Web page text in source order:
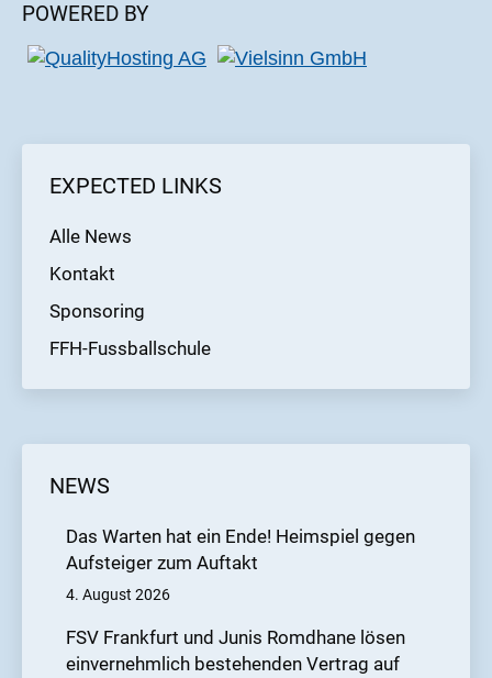
POWERED BY
EXPECTED LINKS
Alle News
Kontakt
Sponsoring
FFH-Fussballschule
NEWS
Das Warten hat ein Ende! Heimspiel gegen
Aufsteiger zum Auftakt
4. August 2026
FSV Frankfurt und Junis Romdhane lösen
einvernehmlich bestehenden Vertrag auf